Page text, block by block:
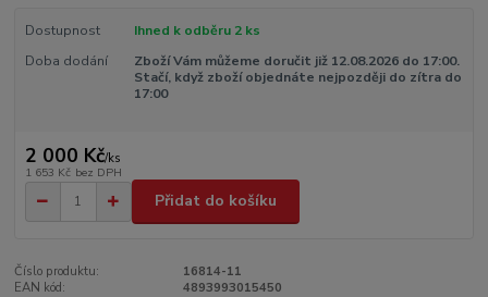
Dostupnost
Ihned k odběru 2 ks
Doba dodání
Zboží Vám můžeme doručit již 12.08.2026 do 17:00.
Stačí, když zboží objednáte nejpozději do zítra do
17:00
2 000 Kč/ks
1 653 Kč bez DPH
Přidat do košíku
Číslo produktu:
16814-11
EAN kód:
4893993015450